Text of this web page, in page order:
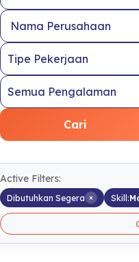
Nama Perusahaan
Cari
Active Filters:
Dibutuhkan Segera × Skill: